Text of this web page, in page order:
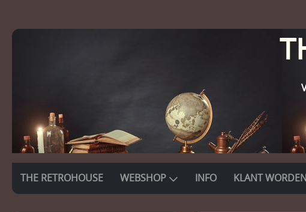
THE RETROHOUSE WEBSHOP INFO KLANT